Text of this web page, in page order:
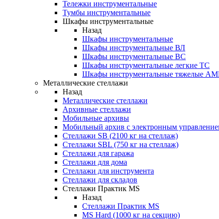
Тележки инструментальные
Тумбы инструментальные
Шкафы инструментальные
Назад
Шкафы инструментальные
Шкафы инструментальные ВЛ
Шкафы инструментальные ВС
Шкафы инструментальные легкие ТС
Шкафы инструментальные тяжелые
Металлические стеллажи
Назад
Металлические стеллажи
Архивные стеллажи
Мобильные архивы
Мобильный архив с электронным
Стеллажи SB (2100 кг на стеллаж)
Стеллажи SBL (750 кг на стеллаж)
Стеллажи для гаража
Стеллажи для дома
Стеллажи для инструмента
Стеллажи для складов
Стеллажи Практик MS
Назад
Стеллажи Практик MS
MS Hard (1000 кг на секцию)